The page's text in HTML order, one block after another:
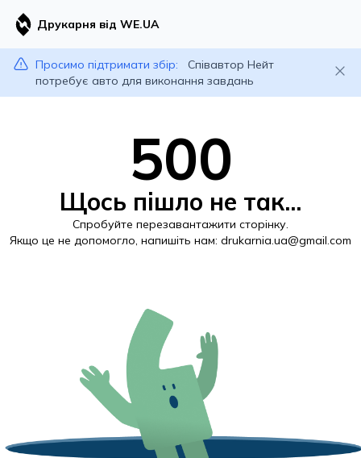
Друкарня від WE.UA
Просимо підтримати збір:
Співавтор Нейт
потребує авто для виконання завдань
500
Щось пішло не так...
Спробуйте перезавантажити сторінку.
Якщо це не допомогло, напишіть нам: drukarnia.ua@gmail.com